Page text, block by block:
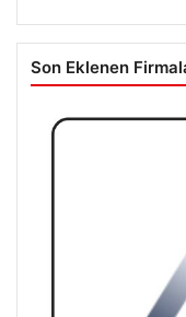
Son Eklenen